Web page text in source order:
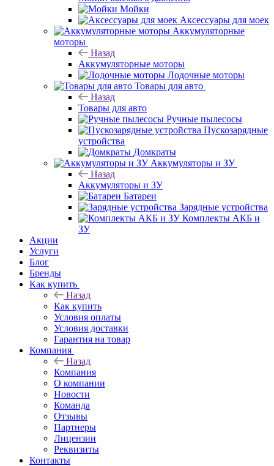
Мойки
Аксессуары для моек
Аккумуляторные
моторы
Назад
Аккумуляторные моторы
Лодочные моторы
Товары для авто
Назад
Товары для авто
Ручные пылесосы
Пускозарядные
устройства
Домкраты
Аккумуляторы и ЗУ
Назад
Аккумуляторы и ЗУ
Батареи
Зарядные устройства
Комплекты АКБ и
ЗУ
Акции
Услуги
Блог
Бренды
Как купить
Назад
Как купить
Условия оплаты
Условия доставки
Гарантия на товар
Компания
Назад
Компания
О компании
Новости
Команда
Отзывы
Партнеры
Лицензии
Реквизиты
Контакты